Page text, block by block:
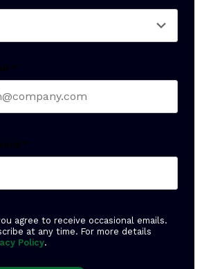
*
*
agree to receive occasional emails.
at any time. For more details
Policy.